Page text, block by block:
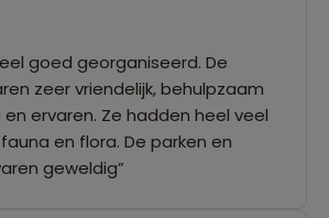
goed georganiseerd. De
zeer vriendelijk, behulpzaam
ervaren. Ze hadden heel veel
en flora. De parken en
geweldig”